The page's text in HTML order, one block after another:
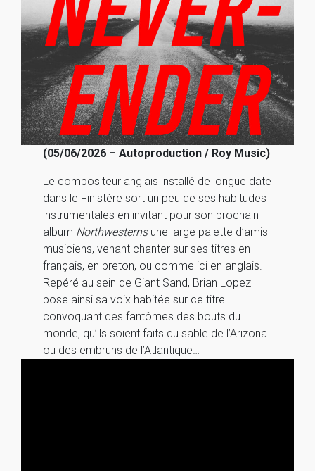
(05/06/2026 – Autoproduction / Roy Music)
Le compositeur anglais installé de longue date
dans le Finistère sort un peu de ses habitudes
instrumentales en invitant pour son prochain
album Northwesterns une large palette d’amis
musiciens, venant chanter sur ses titres en
français, en breton, ou comme ici en anglais.
Repéré au sein de Giant Sand, Brian Lopez
pose ainsi sa voix habitée sur ce titre
convoquant des fantômes des bouts du
monde, qu’ils soient faits du sable de l’Arizona
ou des embruns de l’Atlantique…